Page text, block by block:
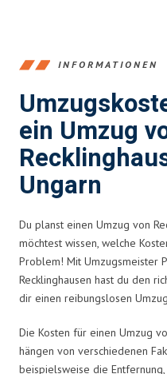
INFORMATIONEN
ein Umzug
Ungarn
Du planst einen Umzug von
möchtest wissen, welche
Problem! Mit Umzugsmeister
Recklinghausen hast du den
dir einen reibungslosen
Die Kosten für einen Umzug
hängen von verschiedenen
beispielsweise die